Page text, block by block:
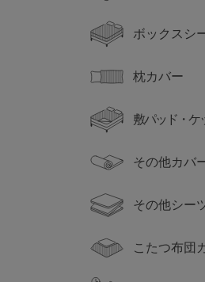
ボックスシ
枕カバー
敷パッド・ケ
その他カバ
その他シー
こたつ布団